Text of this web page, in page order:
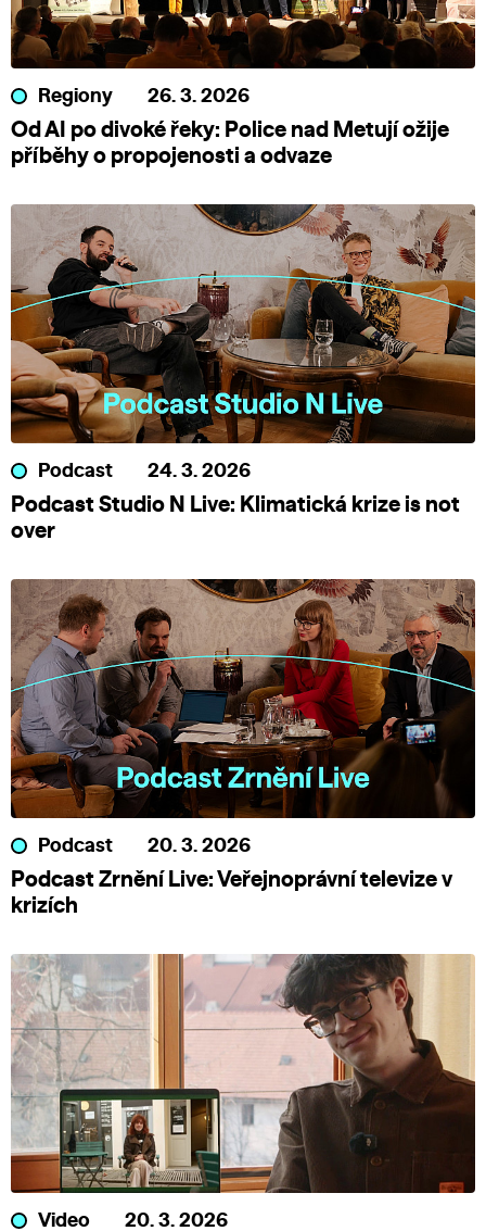
Regiony 26. 3. 2026
Od AI po divoké řeky: Police nad Metují ožije
příběhy o propojenosti a odvaze
Podcast 24. 3. 2026
Podcast Studio N Live: Klimatická krize is not
over
Podcast 20. 3. 2026
Podcast Zrnění Live: Veřejnoprávní televize v
krizích
Video 20. 3. 2026